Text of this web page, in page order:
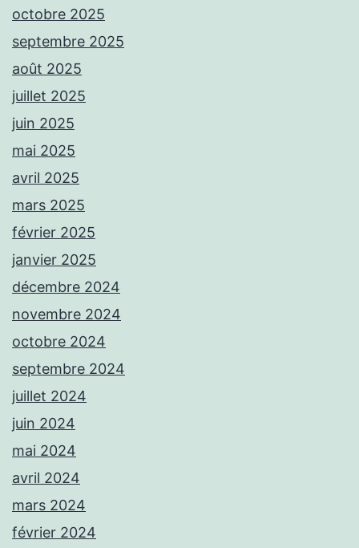
octobre 2025
septembre 2025
août 2025
juillet 2025
juin 2025
mai 2025
avril 2025
mars 2025
février 2025
janvier 2025
décembre 2024
novembre 2024
octobre 2024
septembre 2024
juillet 2024
juin 2024
mai 2024
avril 2024
mars 2024
février 2024